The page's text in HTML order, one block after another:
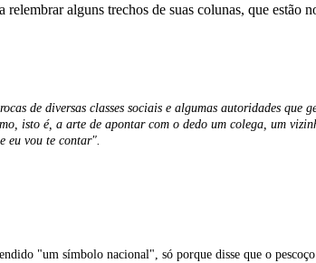
alguns trechos de suas colunas, que estão
de diversas classes sociais e algumas autoridades que
isto é, a arte de apontar com o dedo um colega, um
eu vou te contar".
"um símbolo nacional", só porque disse que o